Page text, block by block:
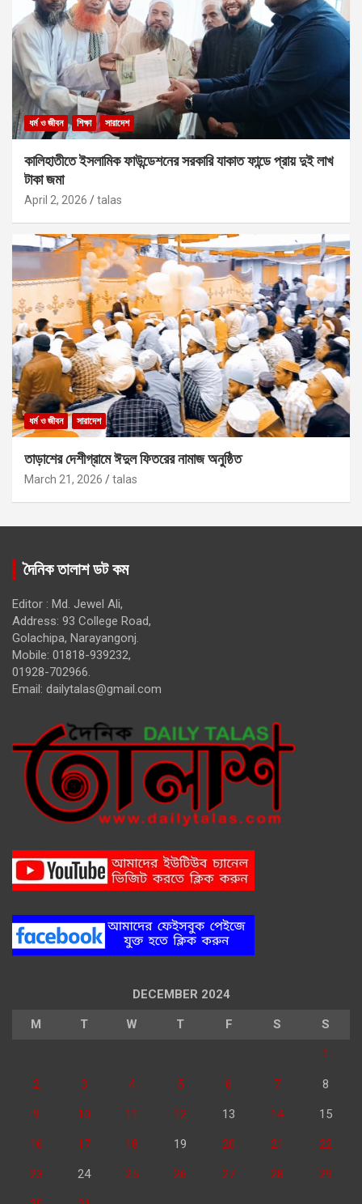
ধর্ম ও জীবন শিক্ষা সারাদেশ
কালিহাতীতে ইসলামিক ফাউন্ডেশনের সরকারি যাকাত ফান্ডে প্রায় দুই লাখ
টাকা জমা
April 2, 2026 talas
ধর্ম ও জীবন সারাদেশ
তাড়াশের দেশীগ্রামে ঈদুল ফিতরের নামাজ অনুষ্ঠিত
March 21, 2026 talas
দৈনিক তালাশ ডট কম
Editor : Md. Jewel Ali,
Address: 93 College Road,
Golachipa, Narayangonj.
Mobile: 01818-939232,
01928-702966.
Email: dailytalas@gmail.com
DECEMBER 2024
M T W T F S S
1
2 3 4 5 6 7 8
9 10 11 12 13 14 15
16 17 18 19 20 21 22
23 24 25 26 27 28 29